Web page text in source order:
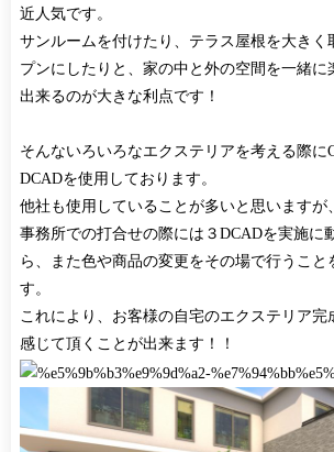
近人気です。
サンルームを付けたり、テラス屋根を大きく
プンにしたりと、家の中と外の空間を一緒に
出来るのが大きな利点です！
そんないろいろなエクステリアを考える際に
DCADを使用しております。
他社も使用していることが多いと思いますが
事務所での打合せの際には３DCADを実施に
ら、また色や商品の変更をその場で行うこと
す。
これにより、お客様の自宅のエクステリア完
感じて頂くことが出来ます！！